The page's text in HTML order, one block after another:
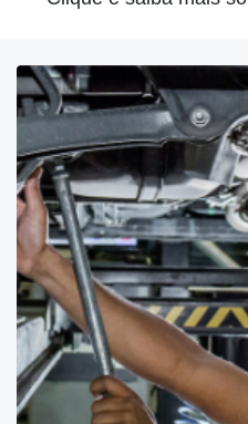
Ligalima Comércio de